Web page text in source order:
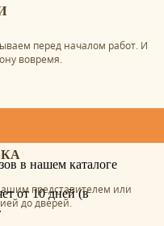
перед началом работ. И
вовремя.
представителем или
до дверей.
в нашем каталоге
от 10 дней (в